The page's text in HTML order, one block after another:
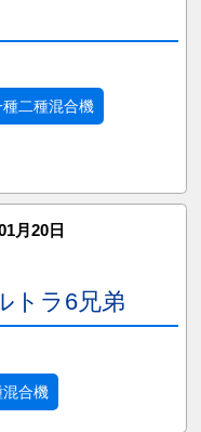
種二種混合機
月20日
トラ6兄弟
合機